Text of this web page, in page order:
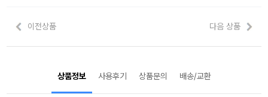
이전상품 다음 상품
상품정보 사용후기 상품문의 배송/교환